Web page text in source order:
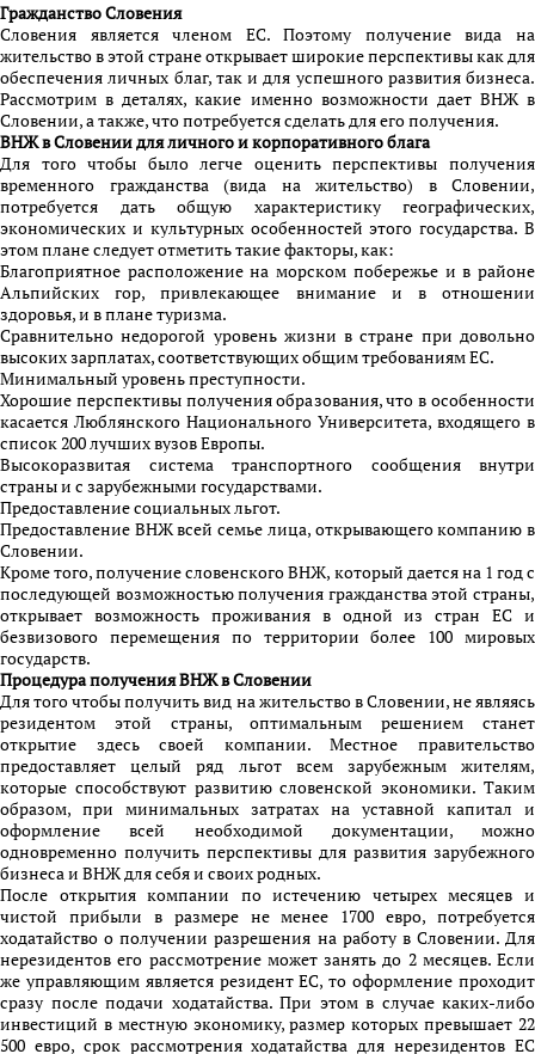
Гражданство Словения
Словения является членом ЕС. Поэтому получение вида на
жительство в этой стране открывает широкие перспективы как для
обеспечения личных благ, так и для успешного развития бизнеса.
Рассмотрим в деталях, какие именно возможности дает ВНЖ в
Словении, а также, что потребуется сделать для его получения.
ВНЖ в Словении для личного и корпоративного блага
Для того чтобы было легче оценить перспективы получения
временного гражданства (вида на жительство) в Словении,
потребуется дать общую характеристику географических,
экономических и культурных особенностей этого государства. В
этом плане следует отметить такие факторы, как:
Благоприятное расположение на морском побережье и в районе
Альпийских гор, привлекающее внимание и в отношении
здоровья, и в плане туризма.
Сравнительно недорогой уровень жизни в стране при довольно
высоких зарплатах, соответствующих общим требованиям ЕС.
Минимальный уровень преступности.
Хорошие перспективы получения образования, что в особенности
касается Люблянского Национального Университета, входящего в
список 200 лучших вузов Европы.
Высокоразвитая система транспортного сообщения внутри
страны и с зарубежными государствами.
Предоставление социальных льгот.
Предоставление ВНЖ всей семье лица, открывающего компанию в
Словении.
Кроме того, получение словенского ВНЖ, который дается на 1 год с
последующей возможностью получения гражданства этой страны,
открывает возможность проживания в одной из стран ЕС и
безвизового перемещения по территории более 100 мировых
государств.
Процедура получения ВНЖ в Словении
Для того чтобы получить вид на жительство в Словении, не являясь
резидентом этой страны, оптимальным решением станет
открытие здесь своей компании. Местное правительство
предоставляет целый ряд льгот всем зарубежным жителям,
которые способствуют развитию словенской экономики. Таким
образом, при минимальных затратах на уставной капитал и
оформление всей необходимой документации, можно
одновременно получить перспективы для развития зарубежного
бизнеса и ВНЖ для себя и своих родных.
После открытия компании по истечению четырех месяцев и
чистой прибыли в размере не менее 1700 евро, потребуется
ходатайство о получении разрешения на работу в Словении. Для
нерезидентов его рассмотрение может занять до 2 месяцев. Если
же управляющим является резидент ЕС, то оформление проходит
сразу после подачи ходатайства. При этом в случае каких-либо
инвестиций в местную экономику, размер которых превышает 22
500 евро, срок рассмотрения ходатайства для нерезидентов ЕС